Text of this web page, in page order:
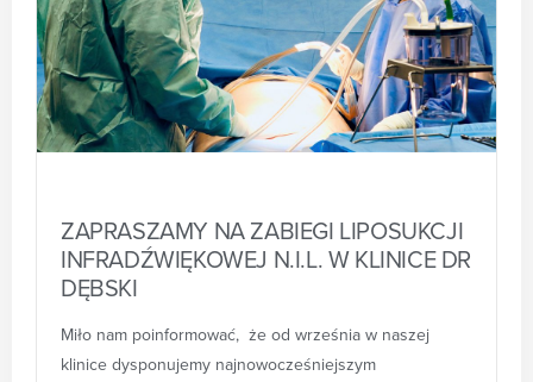
ZAPRASZAMY NA ZABIEGI LIPOSUKCJI
INFRADŹWIĘKOWEJ N.I.L. W KLINICE DR
DĘBSKI
Miło nam poinformować, że od września w naszej
klinice dysponujemy najnowocześniejszym